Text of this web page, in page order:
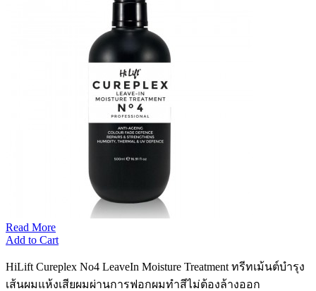
Read More
Add to Cart
HiLift Cureplex No4 LeaveIn Moisture Treatment ทรีทเม้นต์บำรุง
เส้นผมแห้งเสียผมผ่านการฟอกผมทำสีไม่ต้องล้างออก